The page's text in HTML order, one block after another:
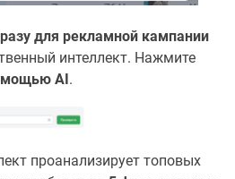
для рекламной кампании
интеллект. Нажмите
AI.
проанализирует топовых